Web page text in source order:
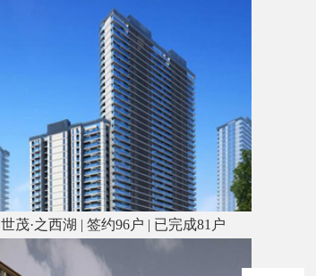
世茂·之西湖 | 签约96户 | 已完成81户